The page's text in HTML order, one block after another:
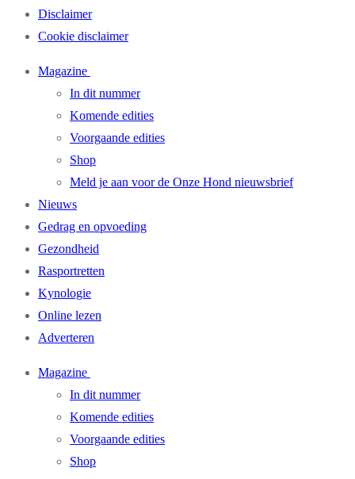
Disclaimer
Cookie disclaimer
Magazine
In dit nummer
Komende edities
Voorgaande edities
Shop
Meld je aan voor de Onze Hond nieuwsbrief
Nieuws
Gedrag en opvoeding
Gezondheid
Rasportretten
Kynologie
Online lezen
Adverteren
Magazine
In dit nummer
Komende edities
Voorgaande edities
Shop